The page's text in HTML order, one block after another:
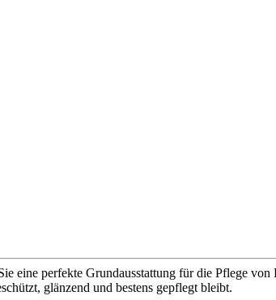
eine perfekte Grundausstattung für die Pflege von
glänzend und bestens gepflegt bleibt.